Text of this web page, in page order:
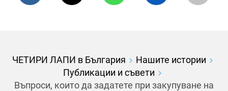
ЧЕТИРИ ЛАПИ в България
Нашите истории
Публикации и съвети
Въпроси, които да задатете при закупуване на